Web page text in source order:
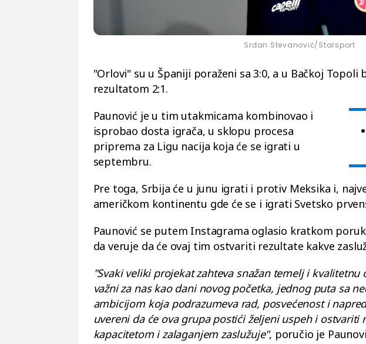
Srđan Stevanović/Starsport
"Orlovi" su u Španiji poraženi sa 3:0, a u Bačkoj
rezultatom 2:1.
Paunović je u tim utakmicama kombinovao i
isprobao dosta igrača, u sklopu procesa
priprema za Ligu nacija koja će se igrati u
septembru.
Pre toga, Srbija će u junu igrati i protiv Meksika i,
američkom kontinentu gde će se i igrati Svetsko
Paunović se putem Instagrama oglasio kratkom
da veruje da će ovaj tim ostvariti rezultate kakve
"Svaki veliki projekat zahteva snažan temelj i
važni za nas kao dani novog početka, jednog puta sa
ambicijom koja podrazumeva rad, posvećenost i
uvereni da će ova grupa postići željeni uspeh i ostvariti
kapacitetom i zalaganjem zaslužuje", poručio je